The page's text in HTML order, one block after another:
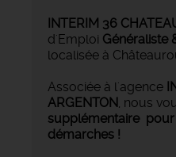
INTERIM 36
d'Emploi Généraliste
localisée à
Associée à l'agence
ARGENTON, nous
supplémentaire
démarches !